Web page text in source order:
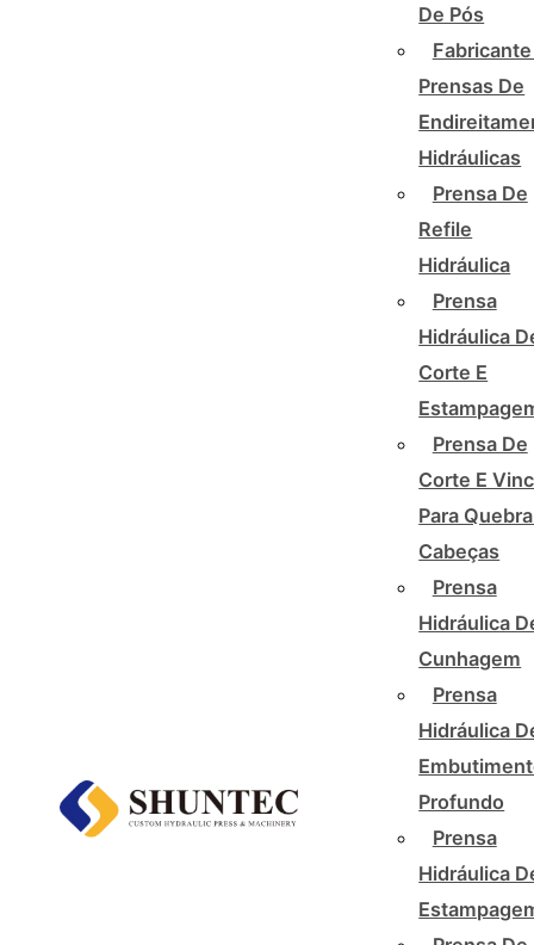
De Pós
Prensas De
Hidráulicas
Prensa De
Refile
Hidráulica
Prensa
Hidráulica
Corte E
Prensa De
Corte E
Para
Cabeças
Prensa
Hidráulica
Cunhagem
Prensa
Hidráulica
Profundo
Prensa
Hidráulica